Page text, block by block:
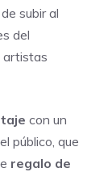
subir al
del
artistas
con un
público, que
regalo de